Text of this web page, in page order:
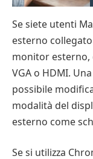
Se siete utenti
esterno
monitor esterno,
VGA o HDMI.
possibile
modalità del
esterno come
Se si utilizza